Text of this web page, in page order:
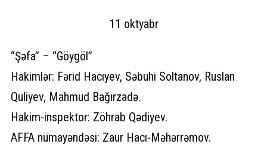
11 oktyabr
“Şəfa” – “Göygöl”
Hakimlər: Fərid Hacıyev, Səbuhi Soltanov, Ruslan
Quliyev, Mahmud Bağırzadə.
Hakim-inspektor: Zöhrab Qədiyev.
AFFA nümayəndəsi: Zaur Hacı-Məhərrəmov.